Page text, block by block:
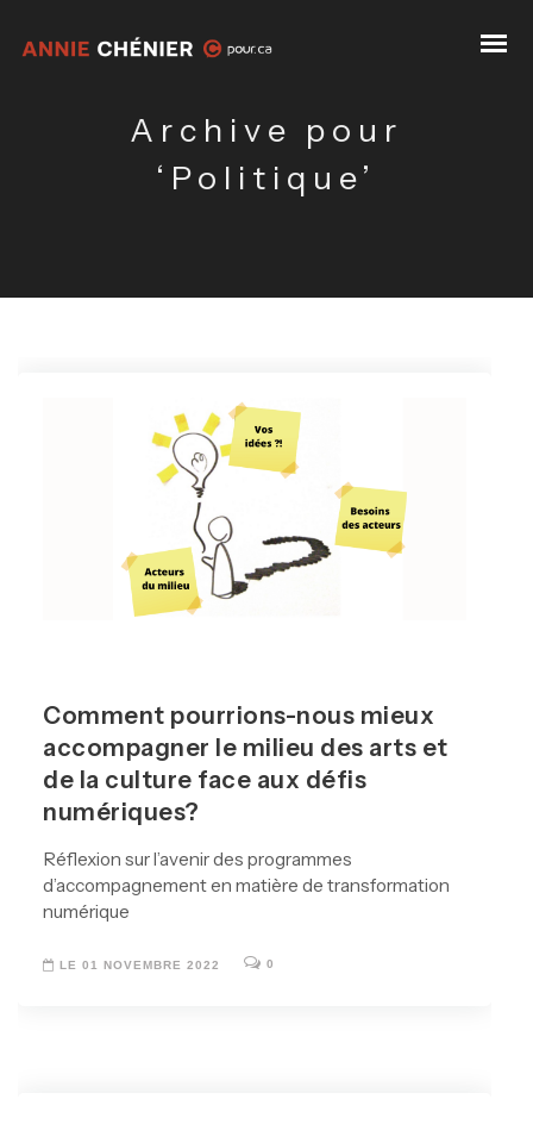
Archive pour
‘Politique’
Comment pourrions-nous mieux
accompagner le milieu des arts et
de la culture face aux défis
numériques?
Réflexion sur l’avenir des programmes
d’accompagnement en matière de transformation
numérique
LE 01 NOVEMBRE 2022 0